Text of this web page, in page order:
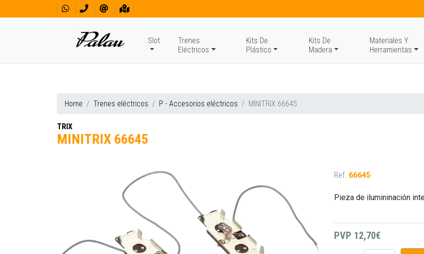
Slot
Trenes
Eléctricos
Kits De
Plástico
Kits De
Madera
Materiales Y
Herramientas
Home Trenes eléctricos P - Accesorios eléctricos MINITRIX 66645
TRIX
MINITRIX 66645
Ref. 66645
Pieza de ilumininación
PVP 12,70€